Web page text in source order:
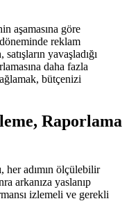
aşamasına göre
reklam
yavaşladığı
daha fazla
bütçenizi
Raporlama
her adımın ölçülebilir
arkanıza yaslanıp
izlemeli ve gerekli